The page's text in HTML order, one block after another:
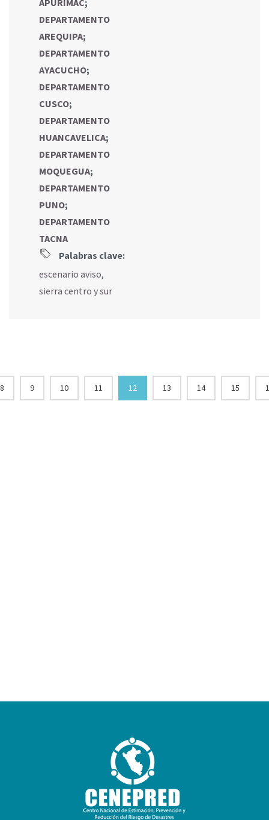
DEPARTAMENTO
AREQUIPA;
DEPARTAMENTO
AYACUCHO;
DEPARTAMENTO
CUSCO;
DEPARTAMENTO
HUANCAVELICA;
DEPARTAMENTO
MOQUEGUA;
DEPARTAMENTO
PUNO;
DEPARTAMENTO
TACNA
Palabras clave:
escenario aviso,
sierra centro y sur
8 9 10 11 12 13 14 15